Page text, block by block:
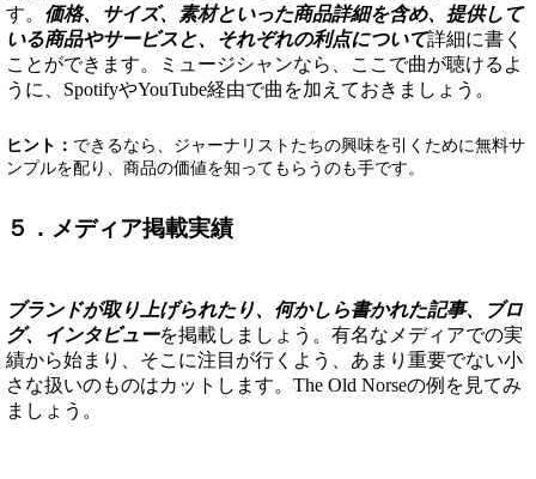
す。 価格、サイズ、素材といった商品詳細を含め、提供して
いる商品やサービスと、それぞれの利点について詳細に書く
ことができます。ミュージシャンなら、ここで曲が聴けるよ
うに、SpotifyやYouTube経由で曲を加えておきましょう。
ヒント： できるなら、ジャーナリストたちの興味を引くために無料サ
ンプルを配り、商品の価値を知ってもらうのも手です。
５．メディア掲載実績
ブランドが取り上げられたり、何かしら書かれた記事、ブロ
グ、インタビューを掲載しましょう。有名なメディアでの実
績から始まり、そこに注目が行くよう、あまり重要でない小
さな扱いのものはカットします。The Old Norseの例を見てみ
ましょう。